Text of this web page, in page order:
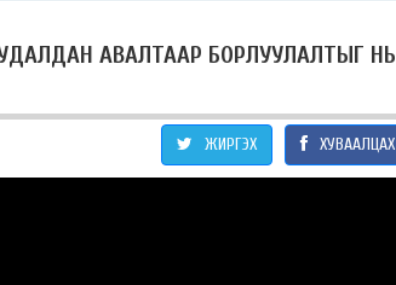
АВАЛТААР БОРЛУУЛАЛТЫГ НЬ
ХУВААЛЦАХ
ЖИРГЭХ